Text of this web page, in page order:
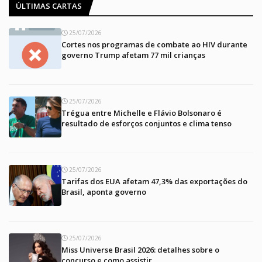
ÚLTIMAS CARTAS
25/07/2026
Cortes nos programas de combate ao HIV durante
governo Trump afetam 77 mil crianças
25/07/2026
Trégua entre Michelle e Flávio Bolsonaro é
resultado de esforços conjuntos e clima tenso
25/07/2026
Tarifas dos EUA afetam 47,3% das exportações do
Brasil, aponta governo
25/07/2026
Miss Universe Brasil 2026: detalhes sobre o